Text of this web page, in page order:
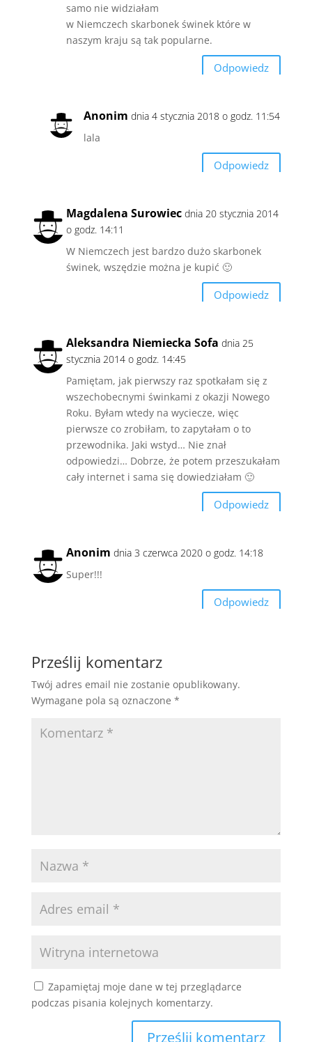
samo nie widziałam
w Niemczech skarbonek świnek które w
naszym kraju są tak popularne.
Odpowiedz
Anonim dnia 4 stycznia 2018 o godz. 11:54
lala
Odpowiedz
Magdalena Surowiec dnia 20 stycznia 2014
o godz. 14:11
W Niemczech jest bardzo dużo skarbonek
świnek, wszędzie można je kupić 🙂
Odpowiedz
Aleksandra Niemiecka Sofa dnia 25
stycznia 2014 o godz. 14:45
Pamiętam, jak pierwszy raz spotkałam się z
wszechobecnymi świnkami z okazji Nowego
Roku. Byłam wtedy na wyciecze, więc
pierwsze co zrobiłam, to zapytałam o to
przewodnika. Jaki wstyd… Nie znał
odpowiedzi… Dobrze, że potem przeszukałam
cały internet i sama się dowiedziałam 🙂
Odpowiedz
Anonim dnia 3 czerwca 2020 o godz. 14:18
Super!!!
Odpowiedz
Prześlij komentarz
Twój adres email nie zostanie opublikowany.
Wymagane pola są oznaczone *
Zapamiętaj moje dane w tej przeglądarce
podczas pisania kolejnych komentarzy.